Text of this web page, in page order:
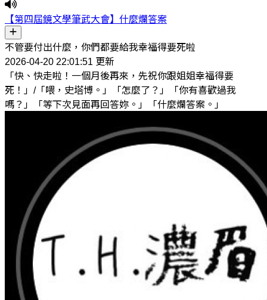
【第四屆鏡文學筆武大會】什麼爛答案
不管要付出什麼，你們都要給我幸福得要死啦
2026-04-20 22:01:51 更新
「快、快走啦！一個月後再來，先祝你跟姐姐幸福得要
死！」/「喂，史塔博。」「怎麼了？」「你有喜歡過我
嗎？」「等下次見面再回答妳。」「什麼爛答案。」